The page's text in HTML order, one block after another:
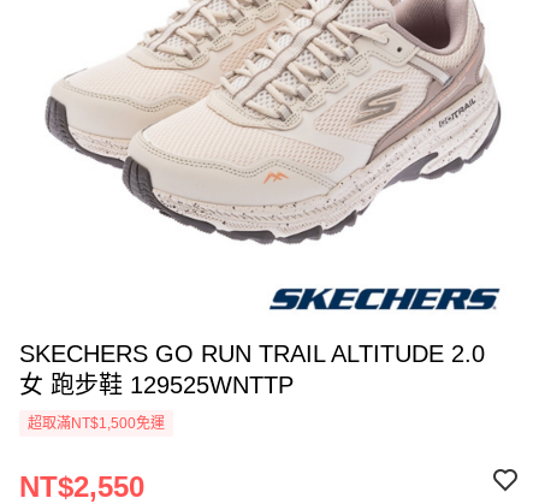
SKECHERS GO RUN TRAIL ALTITUDE 2.0
女 跑步鞋 129525WNTTP
超取滿NT$1,500免運
NT$2,550